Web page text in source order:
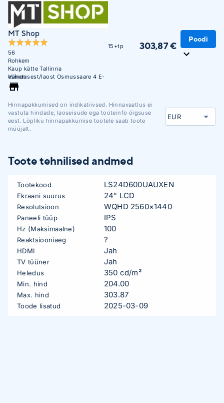
MT Shop
56
Rohkem
Kaup kätte Tallinna
esindusest/laost Osmussaare 4 E-
R 10:00 - 17:00
Vähem
15+tp 303,87 €
Poodi
Hinnapakkumised on indikatiivsed. Hinnavaatlus ei
vastuta hindade, laoseisude ega tooteinfo õigsuse
eest. Lõpliku hinnapakkumise tootele saab toote
müüjalt.
Toote tehnilised andmed
Tootekood LS24D600UAUXEN
Ekraani suurus 24" LCD
Resolutsioon WQHD 2560×1440
Paneeli tüüp IPS
Hz (Maksimaalne) 100
Reaktsiooniaeg ?
HDMI Jah
TV tüüner Jah
Heledus 350 cd/m²
Min. hind 204.00
Max. hind 303.87
Toode lisatud 2025-03-09